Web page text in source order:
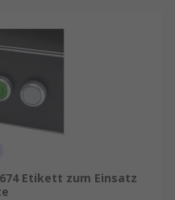
Faktoren
und, falls für
Etikett zum Einsatz